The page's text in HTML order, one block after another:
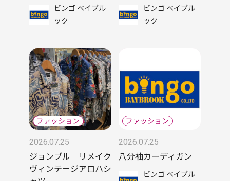
ビンゴ ベイブル
ック
ビンゴ ベイブル
ック
2026.07.25
ジョンブル リメイク
ヴィンテージアロハシ
2026.07.25
八分袖カーディガン
ビンゴ ベイブル